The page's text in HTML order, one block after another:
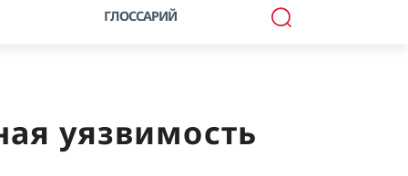
ГЛОССАРИЙ
уязвимость